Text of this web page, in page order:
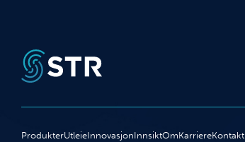
ProdukterUtleieInnovasjonInnsiktOmKarriereKontakt